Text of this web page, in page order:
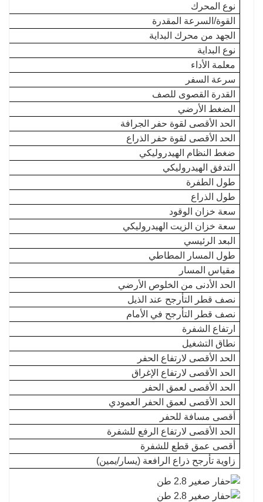
نوع المحرك
القوة/السرعة المقدرة
الجهد من محرك البداية
نوع البداية
معلمة الأداء
سرعة السفر
القدرة القصوى للصف
الضغط الأرضي
الحد الأقصى لقوة حفر الجرافة
الحد الأقصى لقوة حفر الذراع
ضغط النظام الهيدروليكي
التدفق الهيدروليكي
طول الطفرة
طول الذراع
سعة خزان الوقود
سعة خزان الزيت الهيدروليكي
البعد الرئيسي
طول المسار المطاطي
مقياس المسار
الحد الأدنى من الخلوص الأرضي
نصف قطر التأرجح عند الذيل
نصف قطر التأرجح في الأمام
ارتفاع الشفرة
نطاق التشغيل
الحد الأقصى لارتفاع الحفر
الحد الأقصى لارتفاع الإغراق
الحد الأقصى لعمق الحفر
الحد الأقصى لعمق الحفر العمودي
أقصى مسافة للحفر
الحد الأقصى لارتفاع الرفع للشفرة
أقصى عمق قطع للشفرة
زاوية تأرجح ذراع الرافعة (يسار/يمين)